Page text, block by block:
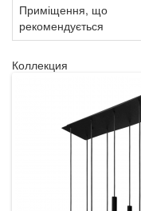
Приміщення, що
рекомендується
Коллекция